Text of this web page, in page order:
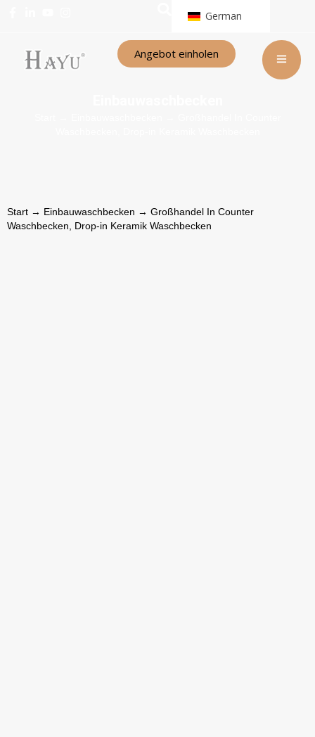
German
Angebot einholen
Start → Einbauwaschbecken → Großhandel In Counter
Waschbecken, Drop-in Keramik Waschbecken